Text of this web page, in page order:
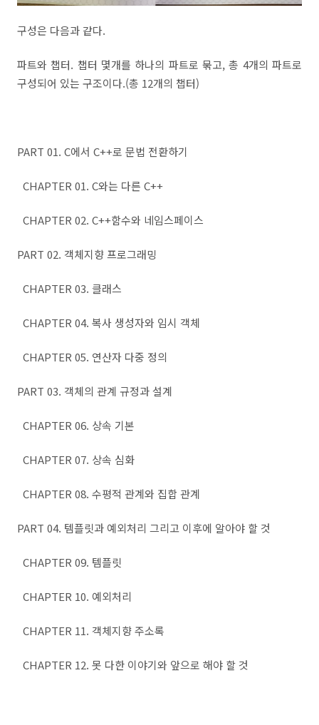
구성은 다음과 같다.
파트와 챕터. 챕터 몇개를 하나의 파트로 묶고, 총 4개의 파트로
구성되어 있는 구조이다.(총 12개의 챕터)
PART 01. C에서 C++로 문법 전환하기
CHAPTER 01. C와는 다른 C++
CHAPTER 02. C++함수와 네임스페이스
PART 02. 객체지향 프로그래밍
CHAPTER 03. 클래스
CHAPTER 04. 복사 생성자와 임시 객체
CHAPTER 05. 연산자 다중 정의
PART 03. 객체의 관계 규정과 설계
CHAPTER 06. 상속 기본
CHAPTER 07. 상속 심화
CHAPTER 08. 수평적 관계와 집합 관계
PART 04. 템플릿과 예외처리 그리고 이후에 알아야 할 것
CHAPTER 09. 템플릿
CHAPTER 10. 예외처리
CHAPTER 11. 객체지향 주소록
CHAPTER 12. 못 다한 이야기와 앞으로 해야 할 것